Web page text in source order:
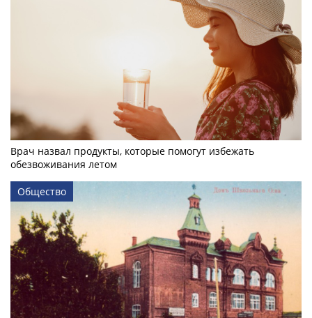
Врач назвал продукты, которые помогут избежать
обезвоживания летом
Общество